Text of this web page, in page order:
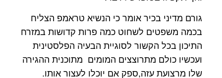
גורם מדיני בכיר אומר כי הנשיא טראמפ הצליח
בכמה משפטים לשחוט כמה פרות קדושות במזרח
התיכון בכל הקשור לסוגיית הבעיה הפלסטינית
ועכשיו כולם מתרוצצים המומים מתוכנית ההגירה
שלו מרצועת עזה,ספק אם יוכלו לעצור אותו.